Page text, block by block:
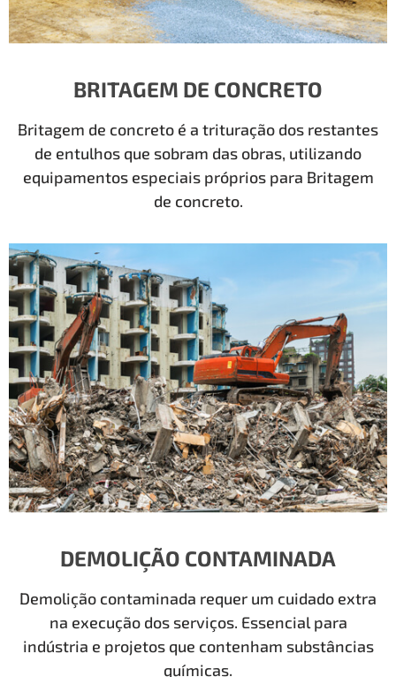
BRITAGEM DE CONCRETO
Britagem de concreto é a trituração dos restantes
de entulhos que sobram das obras, utilizando
equipamentos especiais próprios para Britagem
de concreto.
DEMOLIÇÃO CONTAMINADA
Demolição contaminada requer um cuidado extra
na execução dos serviços. Essencial para
indústria e projetos que contenham substâncias
químicas.